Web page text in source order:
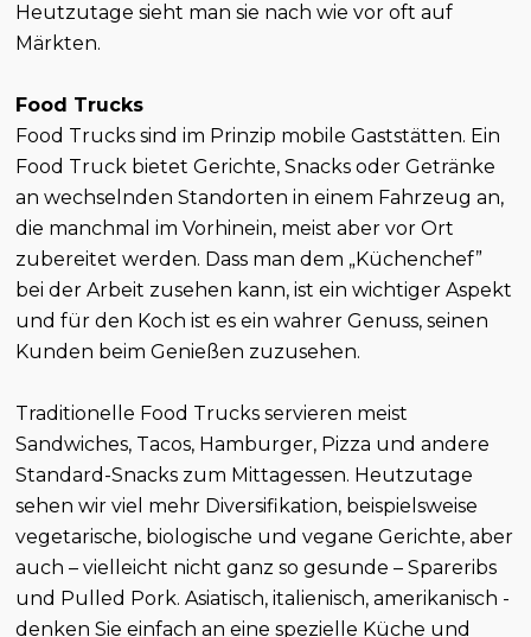
Heutzutage sieht man sie nach wie vor oft auf
Märkten.
Food Trucks
Food Trucks sind im Prinzip mobile Gaststätten. Ein
Food Truck bietet Gerichte, Snacks oder Getränke
an wechselnden Standorten in einem Fahrzeug an,
die manchmal im Vorhinein, meist aber vor Ort
zubereitet werden. Dass man dem „Küchenchef”
bei der Arbeit zusehen kann, ist ein wichtiger Aspekt
und für den Koch ist es ein wahrer Genuss, seinen
Kunden beim Genießen zuzusehen.
Traditionelle Food Trucks servieren meist
Sandwiches, Tacos, Hamburger, Pizza und andere
Standard-Snacks zum Mittagessen. Heutzutage
sehen wir viel mehr Diversifikation, beispielsweise
vegetarische, biologische und vegane Gerichte, aber
auch – vielleicht nicht ganz so gesunde – Spareribs
und Pulled Pork. Asiatisch, italienisch, amerikanisch -
denken Sie einfach an eine spezielle Küche und